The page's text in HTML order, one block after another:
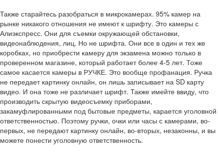
Также старайтесь разобраться в микрокамерах. 95% камер на
рынке никакого отношения не имеют к шрифту. Это камеры с
Алиэкспресс. Они для съемки окружающей обстановки,
видеонаблюдения, лиц. Но не шрифта. Они все в один и тех же
коробках, но приобрести камеру для экзамена можно только в
проверенном магазине, который работает более 4-5 лет. Тоже
самое касается камеры в РУЧКЕ. Это вообще профанация. Ручка
не передает картинку онлайн, он лишь записывает на SD карту
видео. И она тоже не различает шрифт. Также имейте ввиду, что
производить скрытую видеосъемку приборами,
закамуфлированными под бытовые предметы, карается уголовной
ответственностью. Поэтому ручки, очки или часы с камерами, во-
первых, не передают картинку онлайн, во-вторых, незаконны, и вы
можете понести уголовную ответственность.